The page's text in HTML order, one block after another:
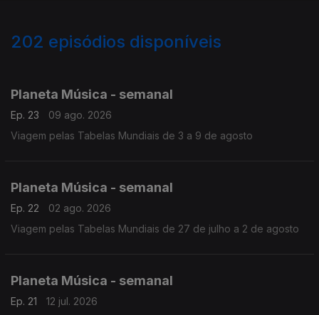
202 episódios disponíveis
Planeta Música - semanal
Ep. 23
09 ago. 2026
Viagem pelas Tabelas Mundiais de 3 a 9 de agosto
Planeta Música - semanal
Ep. 22
02 ago. 2026
Viagem pelas Tabelas Mundiais de 27 de julho a 2 de agosto
Planeta Música - semanal
Ep. 21
12 jul. 2026